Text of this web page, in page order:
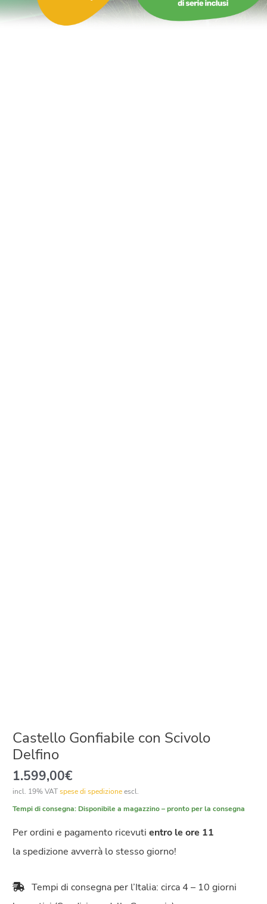
Castello Gonfiabile con Scivolo
Delfino
1.599,00€
incl. 19% VATspese di spedizioneescl.
Tempi di consegna: Disponibile a magazzino – pronto per la consegna
Per ordini e pagamento ricevutientro le ore 11
la spedizione avverrà lo stesso giorno!
Tempi di consegna per l’Italia: circa 4 – 10 giorni